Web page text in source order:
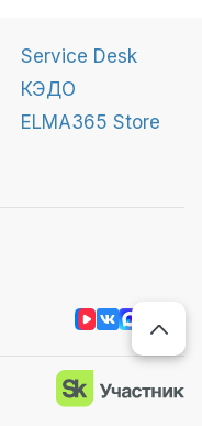
Service Desk
КЭДО
ELMA365 Store